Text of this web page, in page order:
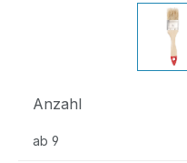
Anzahl
ab 9